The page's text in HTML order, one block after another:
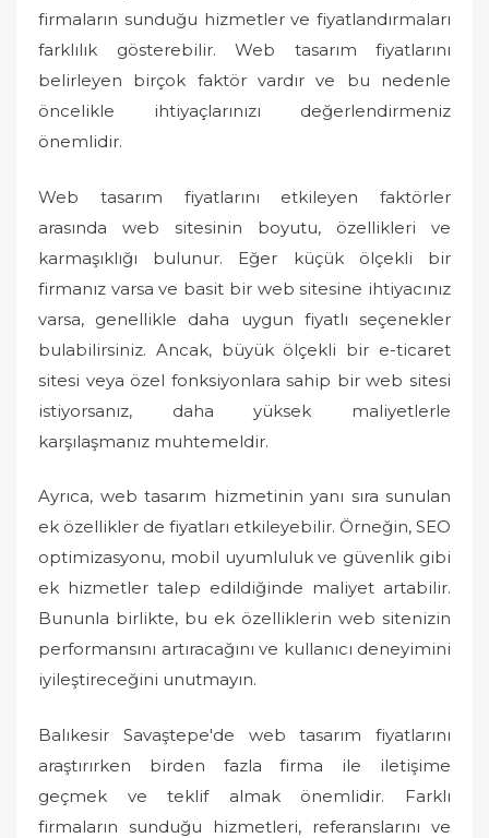
firmaların sunduğu hizmetler ve fiyatlandırmaları
farklılık gösterebilir. Web tasarım fiyatlarını
belirleyen birçok faktör vardır ve bu nedenle
öncelikle ihtiyaçlarınızı değerlendirmeniz
önemlidir.
Web tasarım fiyatlarını etkileyen faktörler
arasında web sitesinin boyutu, özellikleri ve
karmaşıklığı bulunur. Eğer küçük ölçekli bir
firmanız varsa ve basit bir web sitesine ihtiyacınız
varsa, genellikle daha uygun fiyatlı seçenekler
bulabilirsiniz. Ancak, büyük ölçekli bir e-ticaret
sitesi veya özel fonksiyonlara sahip bir web sitesi
istiyorsanız, daha yüksek maliyetlerle
karşılaşmanız muhtemeldir.
Ayrıca, web tasarım hizmetinin yanı sıra sunulan
ek özellikler de fiyatları etkileyebilir. Örneğin, SEO
optimizasyonu, mobil uyumluluk ve güvenlik gibi
ek hizmetler talep edildiğinde maliyet artabilir.
Bununla birlikte, bu ek özelliklerin web sitenizin
performansını artıracağını ve kullanıcı deneyimini
iyileştireceğini unutmayın.
Balıkesir Savaştepe'de web tasarım fiyatlarını
araştırırken birden fazla firma ile iletişime
geçmek ve teklif almak önemlidir. Farklı
firmaların sunduğu hizmetleri, referanslarını ve